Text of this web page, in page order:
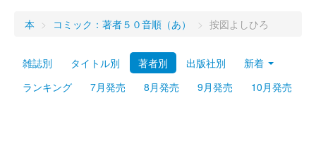
Myシェルフ
プレミアム
本 > コミック：著者５０音順（あ） > 按図よしひろ
雑誌別 タイトル別 著者別 出版社別
新着
ランキング
7月発売 8月発売 9月発売 10月発売